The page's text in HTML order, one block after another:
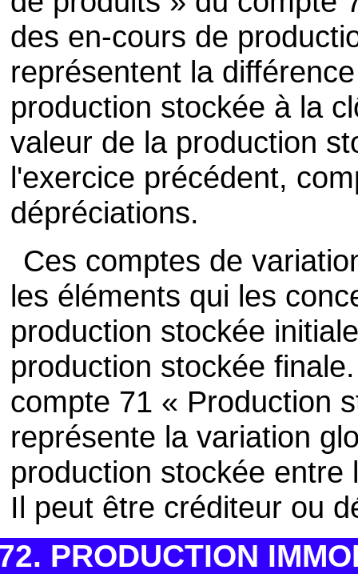
des en-cours de
représentent la
production stockée à la
valeur de la production
l'exercice précédent,
dépréciations.
Ces comptes de
les éléments qui les
production stockée
production stockée
compte 71 « Production
représente la variation
production stockée
Il peut être créditeur ou
PRODUCTION